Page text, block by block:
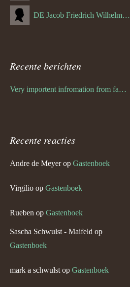
DE Jacob Friedrich Wilhelm Hurth
Recente berichten
Very importent infromation from family Schwulst
Recente reacties
Andre de Meyerop Gastenboek
Virgilio op Gastenboek
Rueben op Gastenboek
Sascha Schwulst - Maifeld op
Gastenboek
mark a schwulst op Gastenboek